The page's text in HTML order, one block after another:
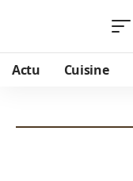
Actu Cuisine